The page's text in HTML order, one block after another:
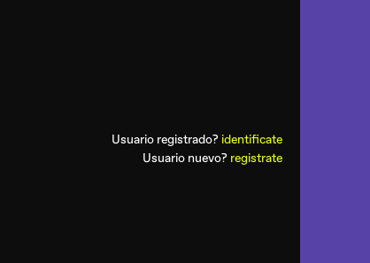
Usuario registrado? identificate
Usuario nuevo? registrate